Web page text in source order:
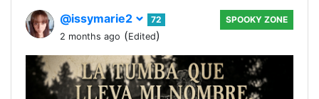
@issymarie2
72
2 months ago (Edited)
SPOOKY ZONE